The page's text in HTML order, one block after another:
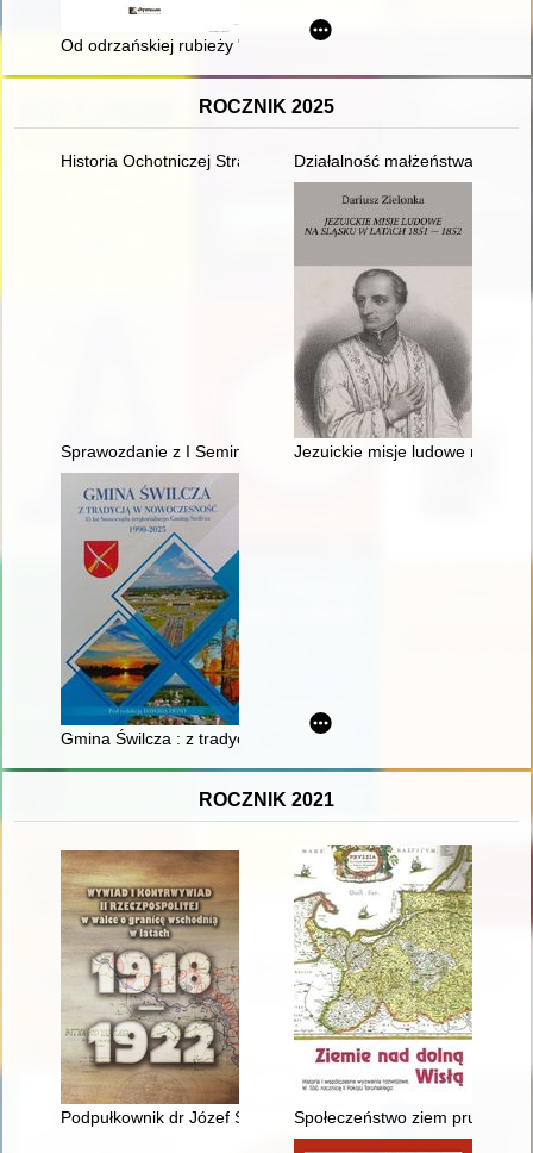
Od odrzańskiej rubieży "państwa gnieźnieńskiego" do
ROCZNIK 2025
Historia Ochotniczej Straży Pożarnej w Klonowcu Starym w
Działalność małżeństwa
Sprawozdanie z I Seminarium warsztatowego - działania
Jezuickie misje ludowe na
Gmina Świlcza : z tradycją w nowoczesność : 35 lat
ROCZNIK 2021
Podpułkownik dr Józef Seruga - oficer łączności, archiwista,
Społeczeństwo ziem pruskich